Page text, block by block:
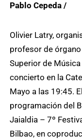
Pablo Cepeda /
Olivier Latry,
profesor de
Superior de
concierto en la
Mayo a las 19:45.
programación del
Jaialdia – 7º
Bilbao, en